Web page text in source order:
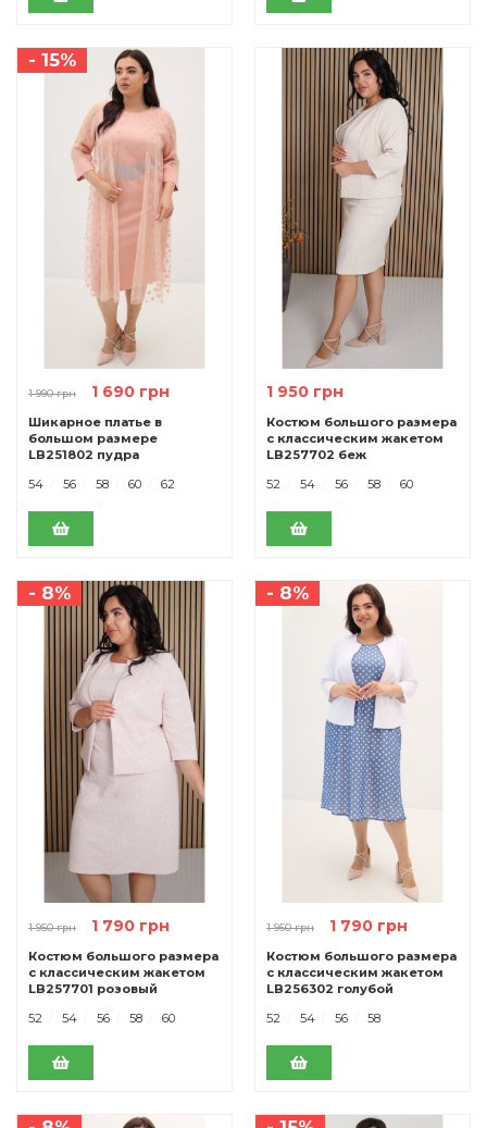
- 15%
1 990 грн 1 690 грн
Шикарное платье в
большом размере
LB251802 пудра
54
56 58 60 62
1 950 грн
Костюм большого размера
с классическим жакетом
LB257702 беж
52
54 56 58 60
- 8%
1 950 грн 1 790 грн
Костюм большого размера
с классическим жакетом
LB257701 розовый
52
54 56 58 60
- 8%
1 950 грн 1 790 грн
Костюм большого размера
с классическим жакетом
LB256302 голубой
52
54 56 58